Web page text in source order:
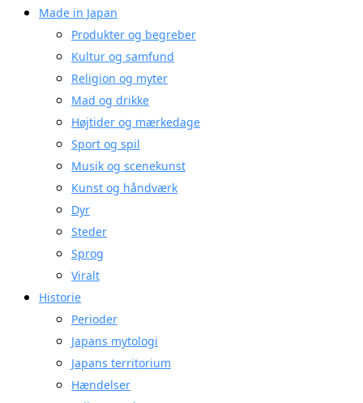
Made in Japan
Produkter og begreber
Kultur og samfund
Religion og myter
Mad og drikke
Højtider og mærkedage
Sport og spil
Musik og scenekunst
Kunst og håndværk
Dyr
Steder
Sprog
Viralt
Historie
Perioder
Japans mytologi
Japans territorium
Hændelser